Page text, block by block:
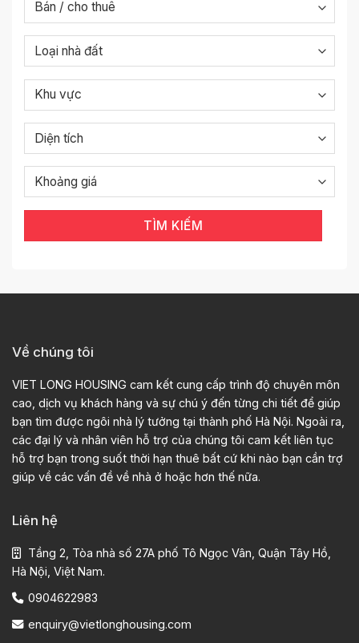
TÌM KIẾM
Về chúng tôi
VIET LONG HOUSING cam kết cung cấp trình độ chuyên môn
cao, dịch vụ khách hàng và sự chú ý đến từng chi tiết để giúp
bạn tìm được ngôi nhà lý tưởng tại thành phố Hà Nội. Ngoài ra,
các đại lý và nhân viên hỗ trợ của chúng tôi cam kết liên tục
hỗ trợ bạn trong suốt thời hạn thuê bất cứ khi nào bạn cần trợ
giúp về các vấn đề về nhà ở hoặc hơn thế nữa.
Liên hệ
Tầng 2, Tòa nhà số 27A phố Tô Ngọc Vân, Quận Tây Hồ,
Hà Nội, Việt Nam.
0904622983
enquiry@vietlonghousing.com